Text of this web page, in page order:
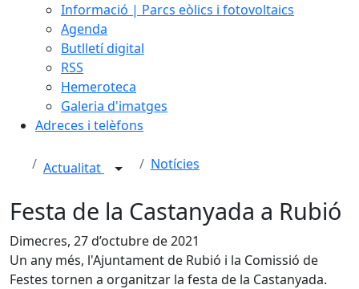
Informació | Parcs eòlics i fotovoltaics
Agenda
Butlletí digital
RSS
Hemeroteca
Galeria d'imatges
Adreces i telèfons
Actualitat Notícies
Festa de la Castanyada a Rubió
Dimecres, 27 d’octubre de 2021
Un any més, l'Ajuntament de Rubió i la Comissió de
Festes tornen a organitzar la festa de la Castanyada.